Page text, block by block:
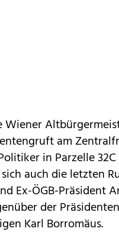
Wiener
am
in Parzelle
auch die letzten
Ex-ÖGB-Präsident
der
Karl Borromäus.